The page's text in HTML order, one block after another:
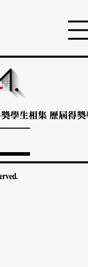
學生相集 歷屆得